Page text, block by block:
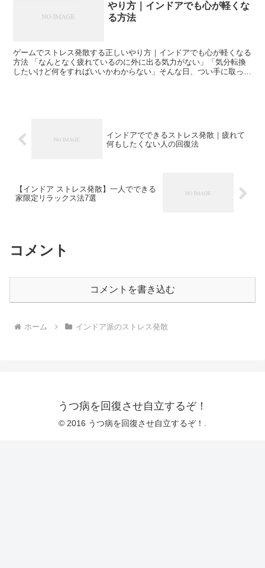
やり方｜インドアでも心が軽くな
る方法
ゲームでストレス発散する正しいやり方｜インドアでも心が軽くなる
方法 「なんとなく疲れているのに外に出る気力がない」「気分転換
したいけど何をすればいいかわからない」そんな日、つい手に取って
インドアでできるストレス発散｜疲れて
何もしたくない人の回復法
【インドア ストレス発散】一人でできる
家限定リラックス法7選
コメント
コメントを書き込む
ホーム インドア派のストレス発散
うつ病を回復させ自立するぞ！
© 2016 うつ病を回復させ自立するぞ！.